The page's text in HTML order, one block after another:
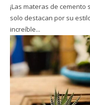
¡Las materas de
solo destacan por su
increíble...